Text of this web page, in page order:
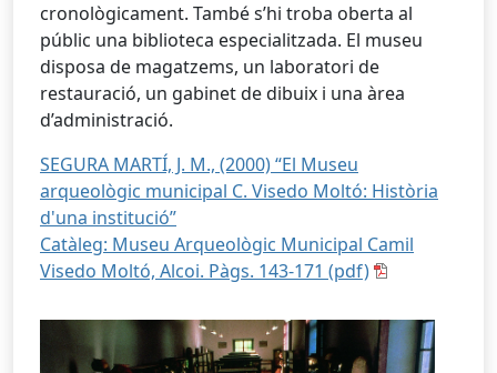
cronològicament. També s’hi troba oberta al
públic una biblioteca especialitzada. El museu
disposa de magatzems, un laboratori de
restauració, un gabinet de dibuix i una àrea
d’administració.
SEGURA MARTÍ, J. M., (2000) “El Museu
arqueològic municipal C. Visedo Moltó: Història
d'una institució”
Catàleg: Museu Arqueològic Municipal Camil
Visedo Moltó, Alcoi. Pàgs. 143-171 (pdf)